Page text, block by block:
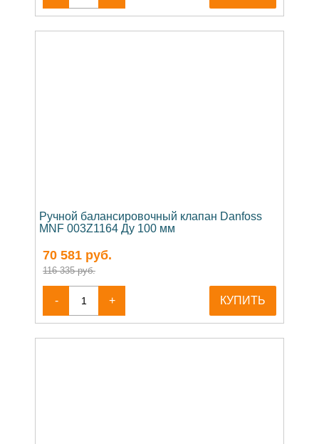
Ручной балансировочный клапан Danfoss
MNF 003Z1164 Ду 100 мм
70 581 руб.
116 335 руб.
- + КУПИТЬ